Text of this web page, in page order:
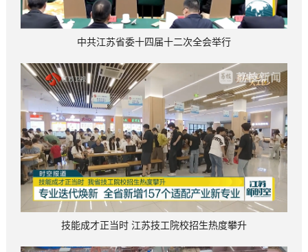
中共江苏省委十四届十二次全会举行
技能成才正当时 江苏技工院校招生热度攀升